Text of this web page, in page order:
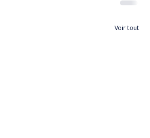
Voir tout